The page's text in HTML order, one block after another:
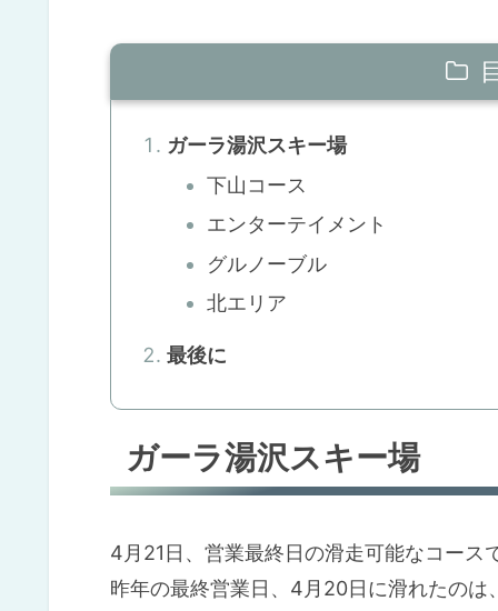
ガーラ湯沢スキー場
下山コース
エンターテイメント
グルノーブル
北エリア
最後に
ガーラ湯沢スキー場
4月21日、営業最終日の滑走可能なコース
昨年の最終営業日、4月20日に滑れたの